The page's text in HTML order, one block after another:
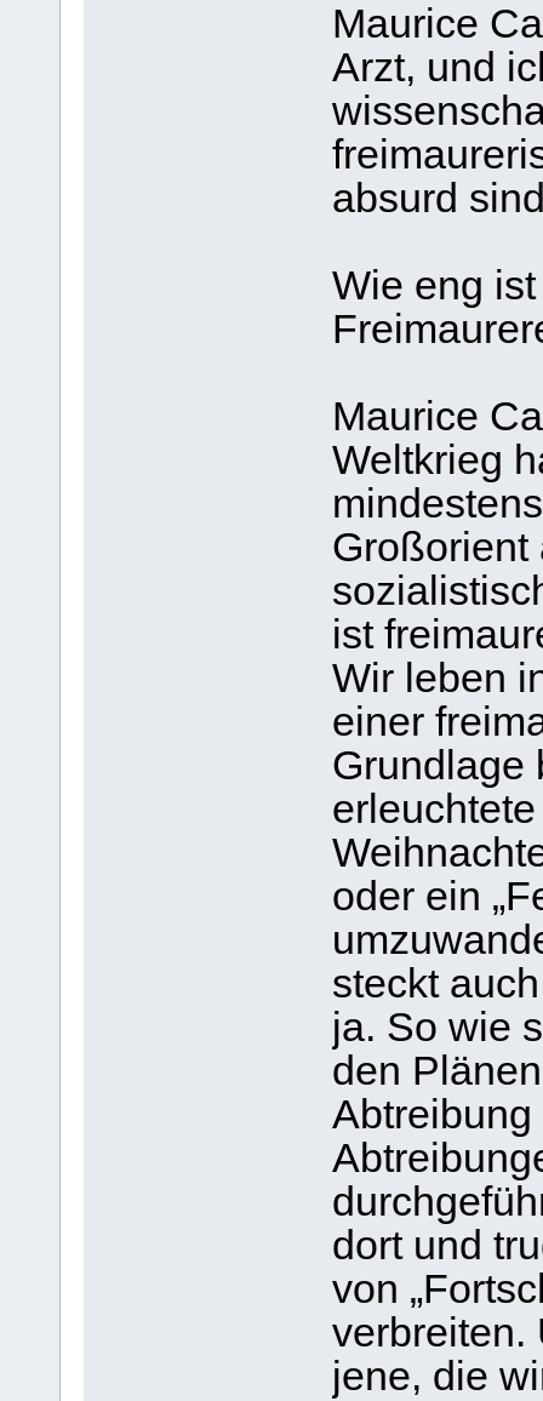
Maurice
Arzt, und
absurd
Wie eng
Maurice
Weltkrieg
Großorient
ist
Wir leben
einer
Grundlage
oder ein
steckt
ja. So wie
den
dort und
von
verbreiten.
jene, die